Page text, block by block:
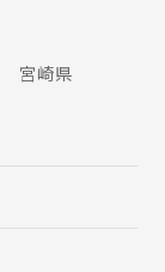
宮崎県